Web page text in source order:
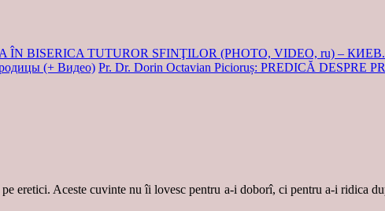
BISERICA TUTUROR SFINŢILOR (PHOTO, VIDEO, ru) – КИЕВ.
(+ Видео) Pr. Dr. Dorin Octavian Picioruș: PREDICĂ DESPRE
eretici. Aceste cuvinte nu îi lovesc pentru a-i doborî, ci pentru a-i ridica